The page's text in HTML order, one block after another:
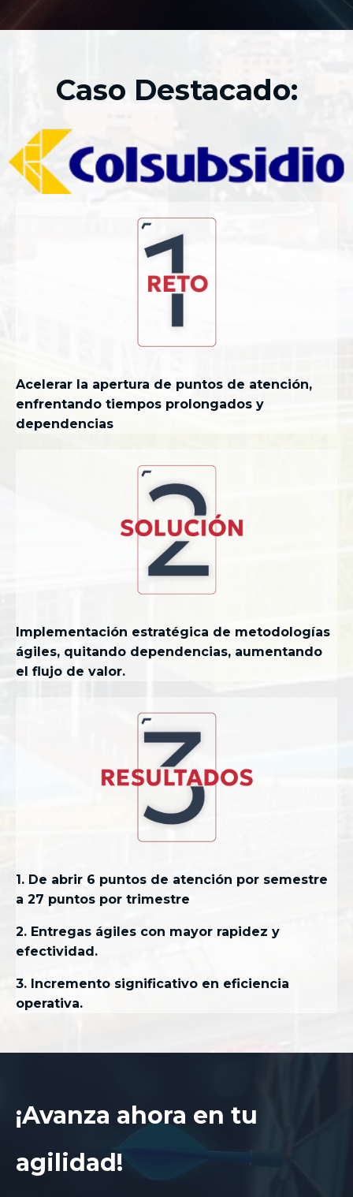
Caso Destacado:
Acelerar la apertura de puntos de atención,
enfrentando tiempos prolongados y
dependencias
Implementación estratégica de metodologías
ágiles, quitando dependencias, aumentando
el flujo de valor.
1. De abrir 6 puntos de atención por semestre
a 27 puntos por trimestre
2. Entregas ágiles con mayor rapidez y
efectividad.
3. Incremento significativo en eficiencia
operativa.
¡Avanza ahora en tu
agilidad!